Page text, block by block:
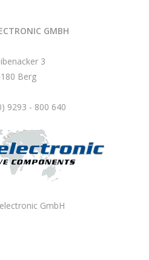
GMBH
3
Berg
9293 - 800 640
GmbH